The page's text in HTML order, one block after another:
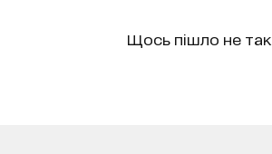
Щось пішло не так...